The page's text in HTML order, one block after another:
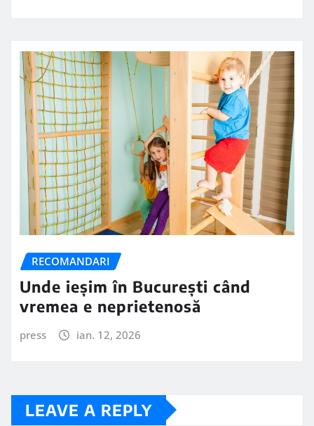
RECOMANDARI
Unde ieșim în București când
vremea e neprietenosă
press ian. 12, 2026
LEAVE A REPLY